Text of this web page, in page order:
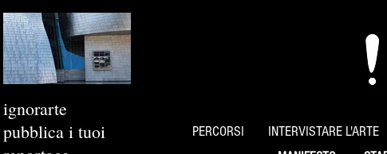
ignorarte
pubblica i tuoi
PERCORSI INTERVISTARE L'ARTE